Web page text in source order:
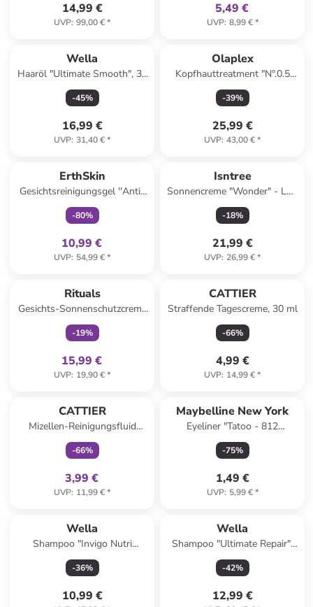
14,99 €
UVP: 99,00 €*
5,49 €
UVP: 8,99 €*
Wella
Haaröl "Ultimate Smooth", 30
ml
-45%
16,99 €
UVP: 31,40 €*
Olaplex
Kopfhauttreatment "N°.0.5
Scalp Longevity", 50 ml
-39%
25,99 €
UVP: 43,00 €*
ErthSkin
Gesichtsreinigungsgel ''Anti-
Aging Renewing'' - 200 ml
-80%
10,99 €
UVP: 54,99 €*
Isntree
Sonnencreme "Wonder" - LSF
50, 50 ml
-18%
21,99 €
UVP: 26,99 €*
Rituals
Gesichts-Sonnenschutzcreme
"Karma Sun Protection" - LSF
30, 50 ml
-19%
15,99 €
UVP: 19,90 €*
CATTIER
Straffende Tagescreme, 30 ml
-66%
4,99 €
UVP: 14,99 €*
CATTIER
Mizellen-Reinigungsfluid
"Perle d'Eau", 300 ml
-66%
3,99 €
UVP: 11,99 €*
Maybelline New York
Eyeliner "Tatoo - 812
Lavender Lights", 1,2 g
-75%
1,49 €
UVP: 5,99 €*
Wella
Shampoo "Invigo Nutri
Enrich", 300 ml
-36%
10,99 €
Wella
Shampoo "Ultimate Repair",
250 ml
-42%
12,99 €